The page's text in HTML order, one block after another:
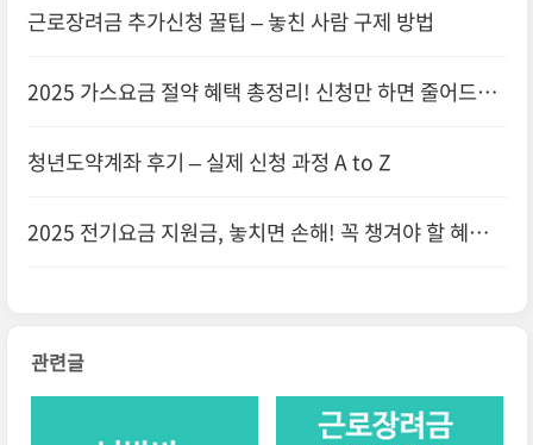
근로장려금 추가신청 꿀팁 – 놓친 사람 구제 방법
2025 가스요금 절약 혜택 총정리! 신청만 하면 줄어드는
청년도약계좌 후기 – 실제 신청 과정 A to Z
2025 전기요금 지원금, 놓치면 손해! 꼭 챙겨야 할 혜택 3
관련글